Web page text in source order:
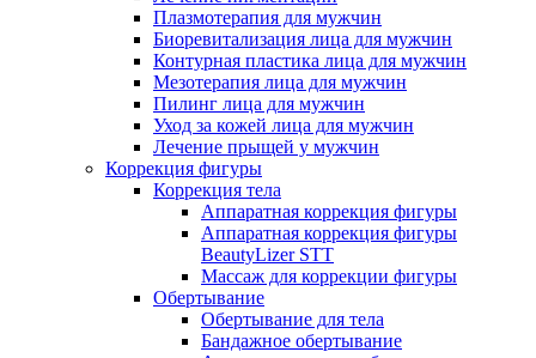
Плазмотерапия для мужчин
Биоревитализация лица для мужчин
Контурная пластика лица для мужчин
Мезотерапия лица для мужчин
Пилинг лица для мужчин
Уход за кожей лица для мужчин
Лечение прыщей у мужчин
Коррекция фигуры
Коррекция тела
Аппаратная коррекция фигуры
Аппаратная коррекция фигуры
BeautyLizer STT
Массаж для коррекции фигуры
Обертывание
Обертывание для тела
Бандажное обертывание